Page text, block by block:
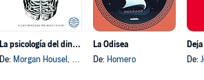
La psicología del dinero
De: Morgan Housel, y otros
La Odisea
De: Homero
De: